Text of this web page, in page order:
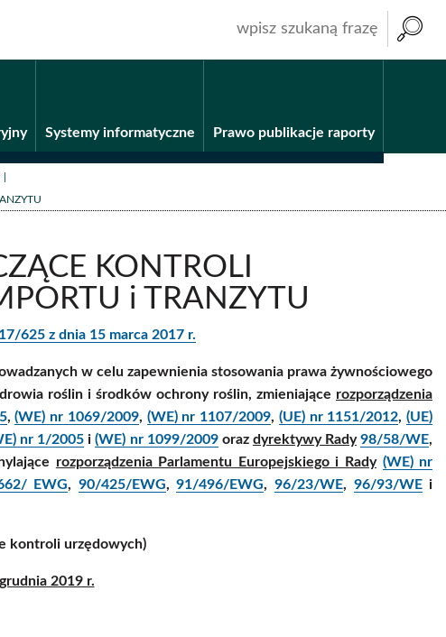
Systemy informatyczne Prawo publikacje raporty
KONTROLI
i TRANZYTU
625 z dnia 15 marca 2017 r.
w celu zapewnienia stosowania prawa żywnościowego
roślin i środków ochrony roślin, zmieniające rozporządzenia
,(WE) nr 1069/2009, (WE) nr 1107/2009, (UE) nr 1151/2012,(UE)
nr 1/2005 i(WE) nr 1099/2009oraz dyrektywy Rady 98/58/WE,
rozporządzenia Parlamentu Europejskiego i Rady (WE) nr
EWG, 90/425/EWG,91/496/EWG, 96/23/WE, 96/93/WEi
kontroli urzędowych)
2019 r.